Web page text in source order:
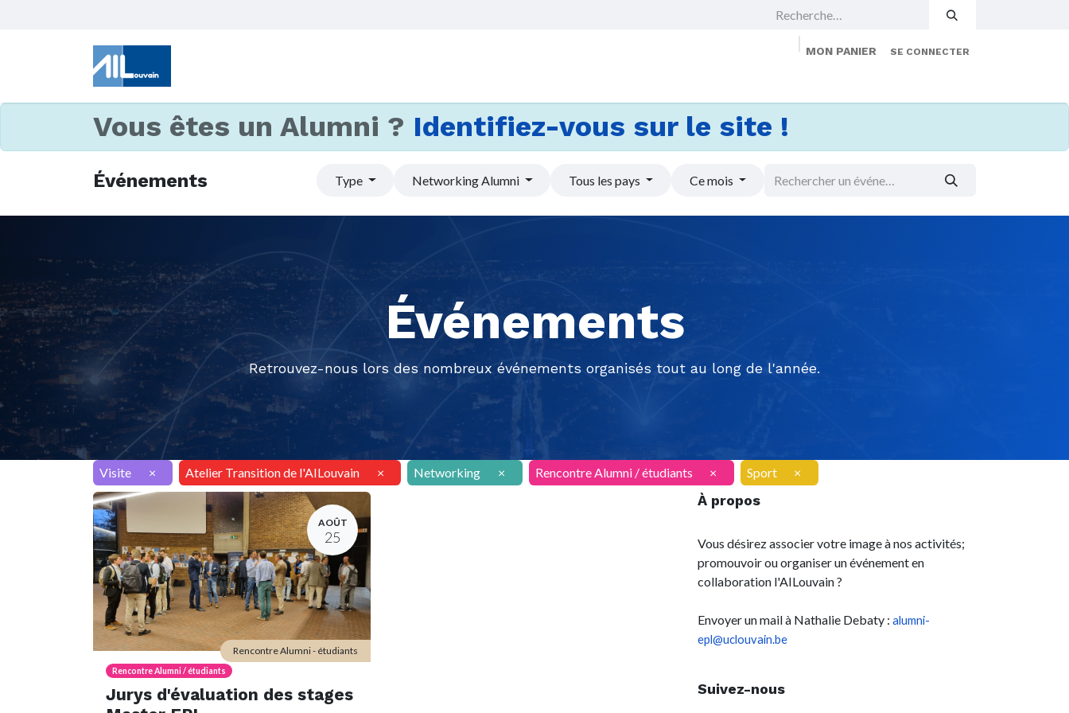
MON PANIER SE CONNECTER
Vous êtes un Alumni ? Identifiez-vous sur le site !
Événements Type Networking Alumni Tous les pays Ce mois
Événements
Retrouvez-nous lors des nombreux événements organisés tout au long de l'année.
Visite × Atelier Transition de l'AILouvain × Networking × Rencontre Alumni / étudiants × Sport ×
AOÛT
25
Rencontre Alumni / étudiants
Jurys d'évaluation des stages
Rencontre Alumni - étudiants
À propos
Vous désirez associer votre image à nos activités;
promouvoir ou organiser un événement en
collaboration l'AILouvain ?
Envoyer un mail à Nathalie Debaty : alumni-
epl@uclouvain.be
Suivez-nous